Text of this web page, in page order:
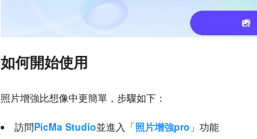
如何開始使用
照片增強比想像中更簡單，步驟如下：
訪問PicMa Studio並進入「照片增強pro 」功能